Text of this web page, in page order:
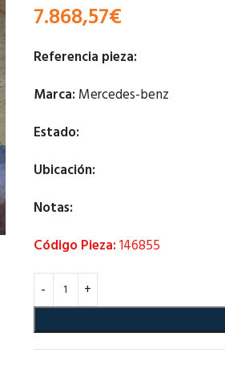
7.868,57€
Referencia pieza:
Marca: Mercedes-benz
Estado:
Ubicación:
Notas:
Código Pieza:146855